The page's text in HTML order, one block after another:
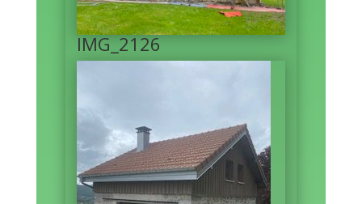
IMG_2126